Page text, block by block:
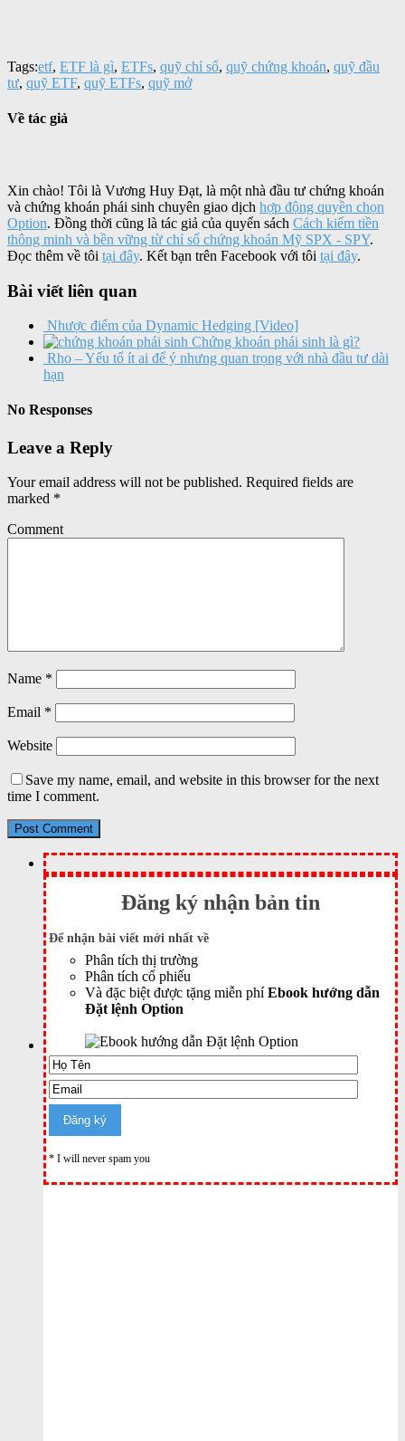
Tags:etf, ETF là gì, ETFs, quỹ chỉ số, quỹ chứng khoán, quỹ đầu
tư, quỹ ETF, quỹ ETFs, quỹ mở
Về tác giả
Xin chào! Tôi là Vương Huy Đạt, là một nhà đầu tư chứng khoán
và chứng khoán phái sinh chuyên giao dịch hợp động quyền chọn
Option. Đồng thời cũng là tác giả của quyển sách Cách kiếm tiền
thông minh và bền vững từ chỉ số chứng khoán Mỹ SPX - SPY.
Đọc thêm về tôi tại đây. Kết bạn trên Facebook với tôi tại đây.
Bài viết liên quan
Nhược điểm của Dynamic Hedging [Video]
Chứng khoán phái sinh là gì?
Rho – Yếu tố ít ai để ý nhưng quan trọng với nhà đầu tư dài
hạn
No Responses
Leave a Reply
Your email address will not be published. Required fields are
marked *
Comment
Name *
Email *
Website
Save my name, email, and website in this browser for the next
time I comment.
Đăng ký nhận bản tin
Để nhận bài viết mới nhất về
Phân tích thị trường
Phân tích cổ phiếu
Và đặc biệt được tặng miễn phí Ebook hướng dẫn
Đặt lệnh Option
* I will never spam you